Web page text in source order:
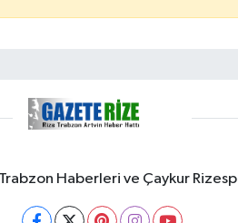
Haberleri ve Çaykur